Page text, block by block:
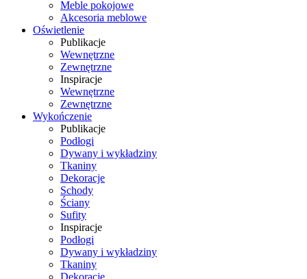
Meble pokojowe
Akcesoria meblowe
Oświetlenie
Publikacje
Wewnętrzne
Zewnętrzne
Inspiracje
Wewnętrzne
Zewnętrzne
Wykończenie
Publikacje
Podłogi
Dywany i wykładziny
Tkaniny
Dekoracje
Schody
Ściany
Sufity
Inspiracje
Podłogi
Dywany i wykładziny
Tkaniny
Dekoracje